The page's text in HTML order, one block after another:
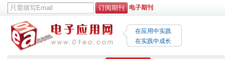
电子期刊
在应用中实践
在实践中成长